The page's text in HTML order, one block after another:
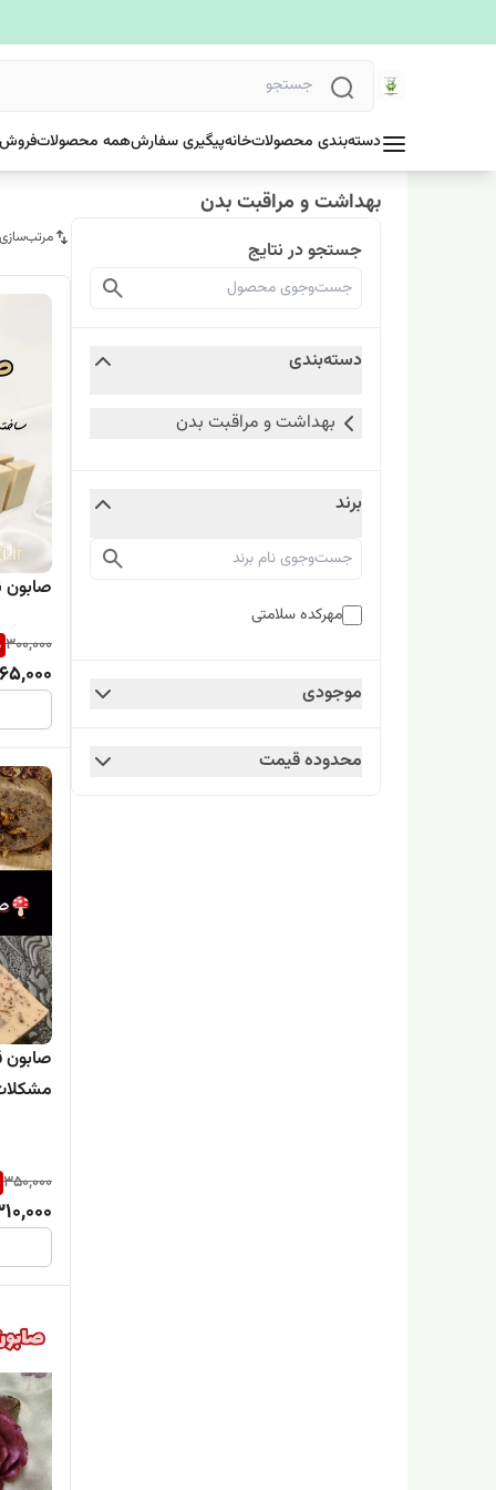
دسته‌بندی محصولاتخانهپیگیری سفارشهمه محصولات
بهداشت و مراقبت بدن
جستجو در نتایج
دسته‌بندی
بهداشت و مراقبت بدن
برند
مهرکده سلامتی
موجودی
محدوده قیمت
صابون
300,000
صابون
350,000